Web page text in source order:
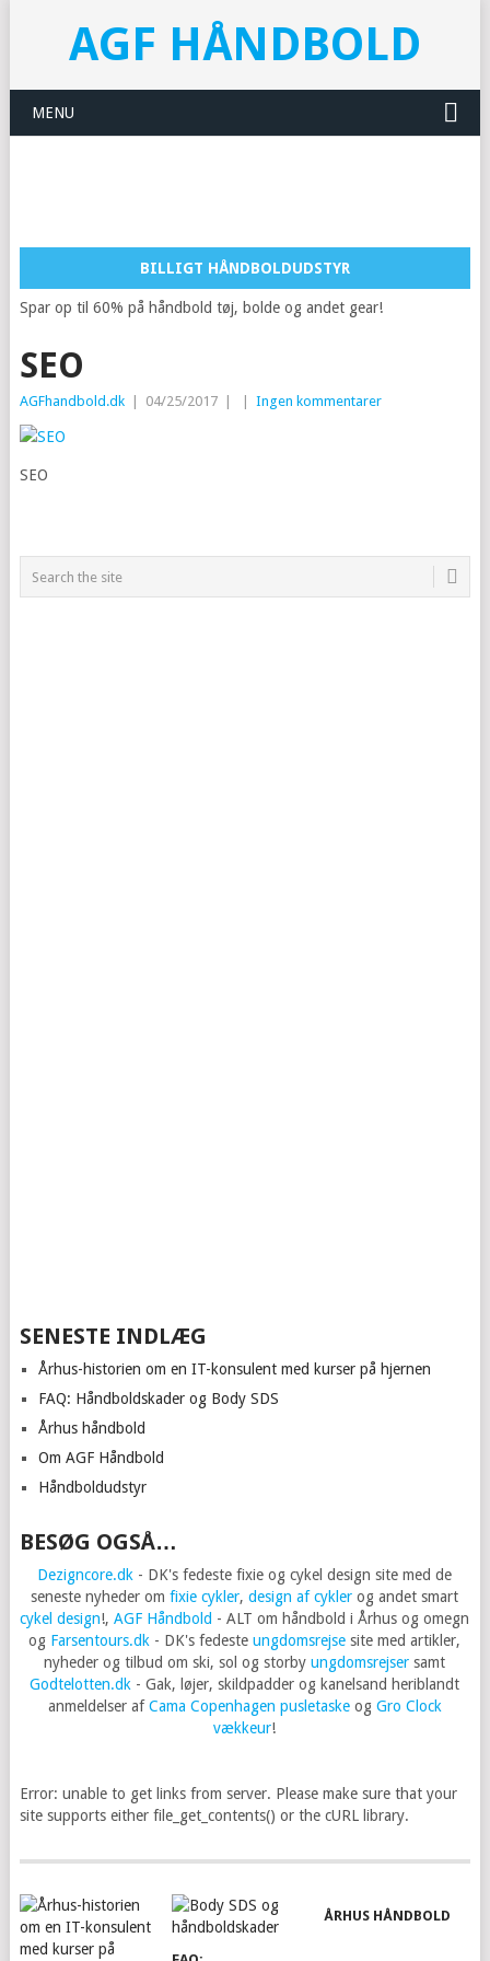
AGF HÅNDBOLD
MENU
BILLIGT HÅNDBOLDUDSTYR
Spar op til 60% på håndbold tøj, bolde og andet gear!
SEO
AGFhandbold.dk 04/25/2017 Ingen kommentarer
SEO
SENESTE INDLÆG
Århus-historien om en IT-konsulent med kurser på hjernen
FAQ: Håndboldskader og Body SDS
Århus håndbold
Om AGF Håndbold
Håndboldudstyr
BESØG OGSÅ…
Dezigncore.dk - DK's fedeste fixie og cykel design site med de
seneste nyheder omfixie cykler,design af cykler og andet smart
cykel design!,AGF Håndbold - ALT om håndbold i Århus og omegn
og Farsentours.dk - DK's fedesteungdomsrejse site med artikler,
nyheder og tilbud om ski, sol og storbyungdomsrejser samt
Godtelotten.dk - Gak, løjer, skildpadder og kanelsand heriblandt
anmeldelser afCama Copenhagen pusletaskeog Gro Clock
vækkeur!
Error: unable to get links from server. Please make sure that your
site supports either file_get_contents() or the cURL library.
ÅRHUS HÅNDBOLD